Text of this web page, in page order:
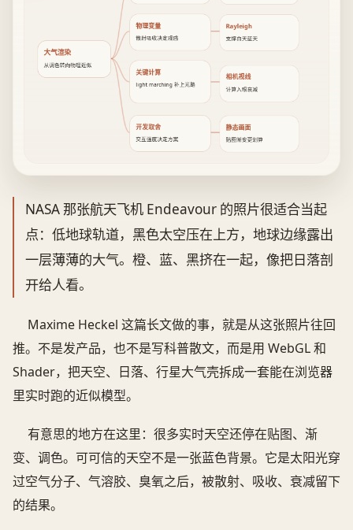
大气渲染
从调色转向物理近似
物理变量
散射吸收决定观感
Rayleigh
支撑白天蓝天
关键计算
light marching 补上光路
相机视线
计算入眼衰减
开发取舍
交互强度决定方案
静态画面
贴图渐变更划算
NASA 那张航天飞机 Endeavour 的照片很适合当起
点：低地球轨道，黑色太空压在上方，地球边缘露出
一层薄薄的大气。橙、蓝、黑挤在一起，像把日落剖
开给人看。
Maxime Heckel 这篇长文做的事，就是从这张照片往回
推。不是发产品，也不是写科普散文，而是用 WebGL 和
Shader，把天空、日落、行星大气壳拆成一套能在浏览器
里实时跑的近似模型。
有意思的地方在这里：很多实时天空还停在贴图、渐
变、调色。可可信的天空不是一张蓝色背景。它是太阳光穿
过空气分子、气溶胶、臭氧之后，被散射、吸收、衰减留下
的结果。